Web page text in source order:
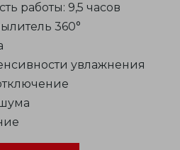
работы: 9,5 часов
360°
увлажнения